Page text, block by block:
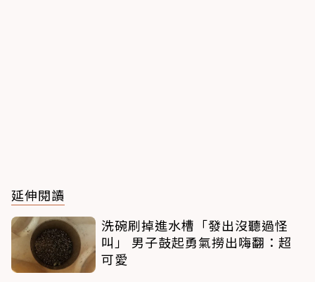
延伸閱讀
洗碗刷掉進水槽「發出沒聽過怪
叫」 男子鼓起勇氣撈出嗨翻：超
可愛